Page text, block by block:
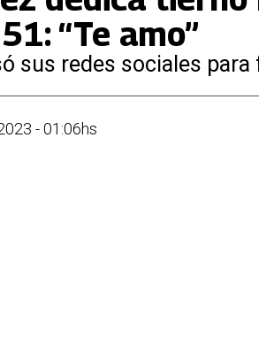
“Te amo”
sus redes sociales
- 01:06hs